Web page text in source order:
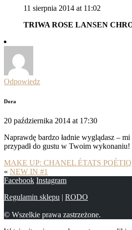
11 sierpnia 2014 at 11:02
TRIWA ROSE LANSEN
Odpowiedz
Dora
20 października 2014 at 17:30
Naprawdę bardzo ładnie wyglądasz –
przypadł do gustu w Twoim wykonaniu!
MAKE UP: CHANEL ÉTATS
« NEW IN #1
Facebook Instagram
Regulamin sklepu | RODO
© Wszelkie prawa zastrzeżone.